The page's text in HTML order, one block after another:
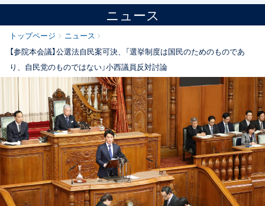
ニュース
トップページ
ニュース
【参院本会議】公選法自民案可決、「選挙制度は国民のためのものであ
り、自民党のものではない」小西議員反対討論